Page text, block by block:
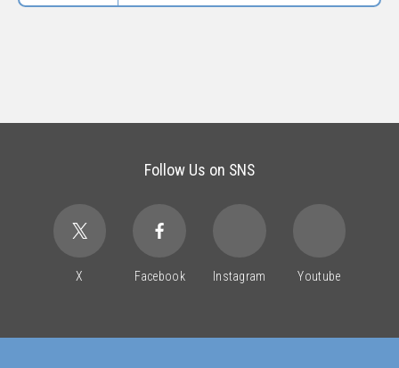
Follow Us on SNS
X Facebook Instagram Youtube